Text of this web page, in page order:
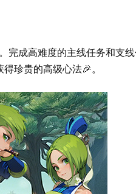
成高难度的主线任务和支
珍贵的高级心法🎉。